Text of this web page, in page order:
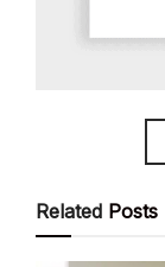
Related Posts